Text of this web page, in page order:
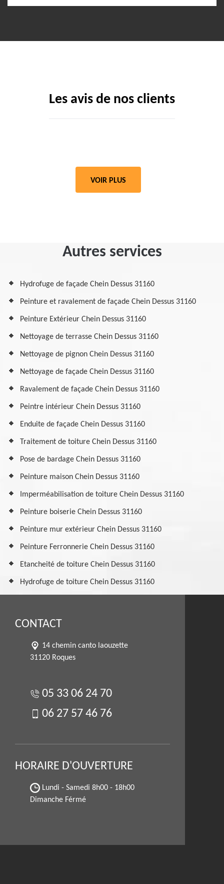
Les avis de nos clients
VOIR PLUS
Autres services
Hydrofuge de façade Chein Dessus 31160
Peinture et ravalement de façade Chein Dessus 31160
Peinture Extérieur Chein Dessus 31160
Nettoyage de terrasse Chein Dessus 31160
Nettoyage de pignon Chein Dessus 31160
Nettoyage de façade Chein Dessus 31160
Ravalement de façade Chein Dessus 31160
Peintre intérieur Chein Dessus 31160
Enduite de façade Chein Dessus 31160
Traitement de toiture Chein Dessus 31160
Pose de bardage Chein Dessus 31160
Peinture maison Chein Dessus 31160
Imperméabilisation de toiture Chein Dessus 31160
Peinture boiserie Chein Dessus 31160
Peinture mur extérieur Chein Dessus 31160
Peinture Ferronnerie Chein Dessus 31160
Etancheité de toiture Chein Dessus 31160
Hydrofuge de toiture Chein Dessus 31160
CONTACT
14 chemin canto laouzette
31120 Roques
05 33 06 24 70
06 27 57 46 76
HORAIRE D'OUVERTURE
Lundi - Samedi 8h00 - 18h00
Dimanche Férmé